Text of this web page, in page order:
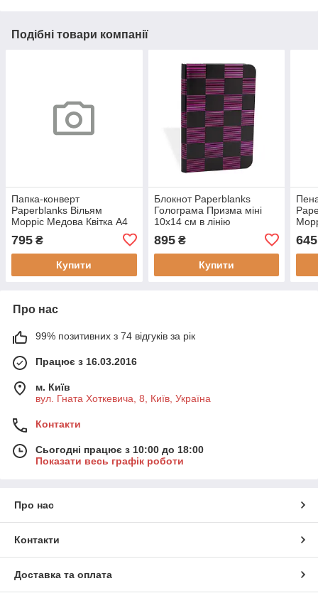
Подібні товари компанії
Папка-конверт
Paperblanks Вільям
Морріс Медова Квітка А4
795 ₴
Купити
Блокнот Paperblanks
Голограма Призма міні
10х14 см в лінію
895₴
Купити
645
Про нас
99% позитивних з 74 відгуків за рік
Працює з 16.03.2016
м. Київ
вул. Гната Хоткевича, 8, Київ, Україна
Контакти
Сьогодні працює з 10:00 до 18:00
Показати весь графік роботи
Про нас
Контакти
Доставка та оплата